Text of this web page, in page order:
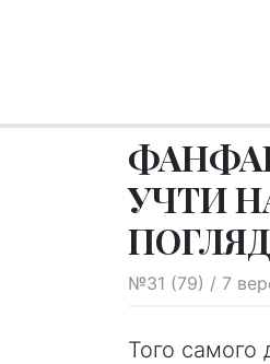
УЧТИ
№31 (79) / 7
Того самого